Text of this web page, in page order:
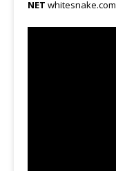
NET whitesnake.com